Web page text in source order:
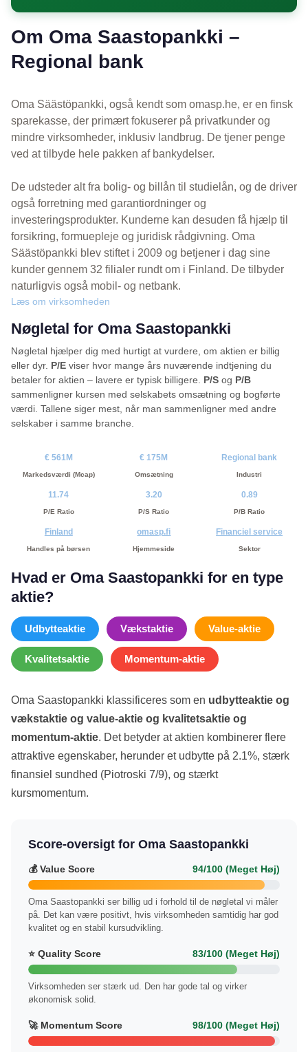
Om Oma Saastopankki –
Regional bank
Oma Säästöpankki, også kendt som omasp.he, er en finsk
sparekasse, der primært fokuserer på privatkunder og
mindre virksomheder, inklusiv landbrug. De tjener penge
ved at tilbyde hele pakken af bankydelser.
De udsteder alt fra bolig- og billån til studielån, og de driver
også forretning med garantiordninger og
investeringsprodukter. Kunderne kan desuden få hjælp til
forsikring, formuepleje og juridisk rådgivning. Oma
Säästöpankki blev stiftet i 2009 og betjener i dag sine
kunder gennem 32 filialer rundt om i Finland. De tilbyder
naturligvis også mobil- og netbank.
Læs om virksomheden
Nøgletal for Oma Saastopankki
Nøgletal hjælper dig med hurtigt at vurdere, om aktien er billig
eller dyr. P/E viser hvor mange års nuværende indtjening du
betaler for aktien – lavere er typisk billigere. P/S og P/B
sammenligner kursen med selskabets omsætning og bogførte
værdi. Tallene siger mest, når man sammenligner med andre
selskaber i samme branche.
€ 561M
Markedsværdi (Mcap)
€ 175M
Omsætning
Regional bank
Industri
11.74
P/E Ratio
3.20
P/S Ratio
0.89
P/B Ratio
Finland
Handles på børsen
omasp.fi
Hjemmeside
Financiel service
Sektor
Hvad er Oma Saastopankki for en type
aktie?
Udbytteaktie Vækstaktie Value-aktie
Kvalitetsaktie Momentum-aktie
Oma Saastopankki klassificeres som en udbytteaktie og
vækstaktie og value-aktie og kvalitetsaktie og
momentum-aktie. Det betyder at aktien kombinerer flere
attraktive egenskaber, herunder et udbytte på 2.1%, stærk
finansiel sundhed (Piotroski 7/9), og stærkt
kursmomentum.
Score-oversigt for Oma Saastopankki
💰 Value Score 94/100 (Meget Høj)
Oma Saastopankki ser billig ud i forhold til de nøgletal vi måler
på. Det kan være positivt, hvis virksomheden samtidig har god
kvalitet og en stabil kursudvikling.
⭐ Quality Score 83/100 (Meget Høj)
Virksomheden ser stærk ud. Den har gode tal og virker
økonomisk solid.
🚀 Momentum Score 98/100 (Meget Høj)